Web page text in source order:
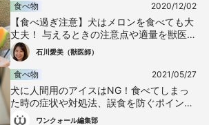
食べ物 2020/12/02
【食べ過ぎ注意】犬はメロンを食べても大
丈夫！ 与えるときの注意点や適量を獣医師
が解説石川愛美（獣医師）
食べ物 2021/05/27
犬に人間用のアイスはNG！食べてしまっ
た時の症状や対処法、誤食を防ぐポイント
について解説【獣医師監修】
ワンクォール編集部